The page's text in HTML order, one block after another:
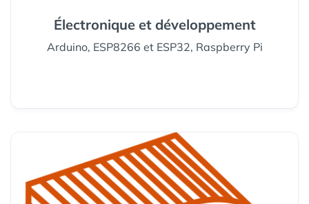
Électronique et développement
Arduino, ESP8266 et ESP32, Raspberry Pi